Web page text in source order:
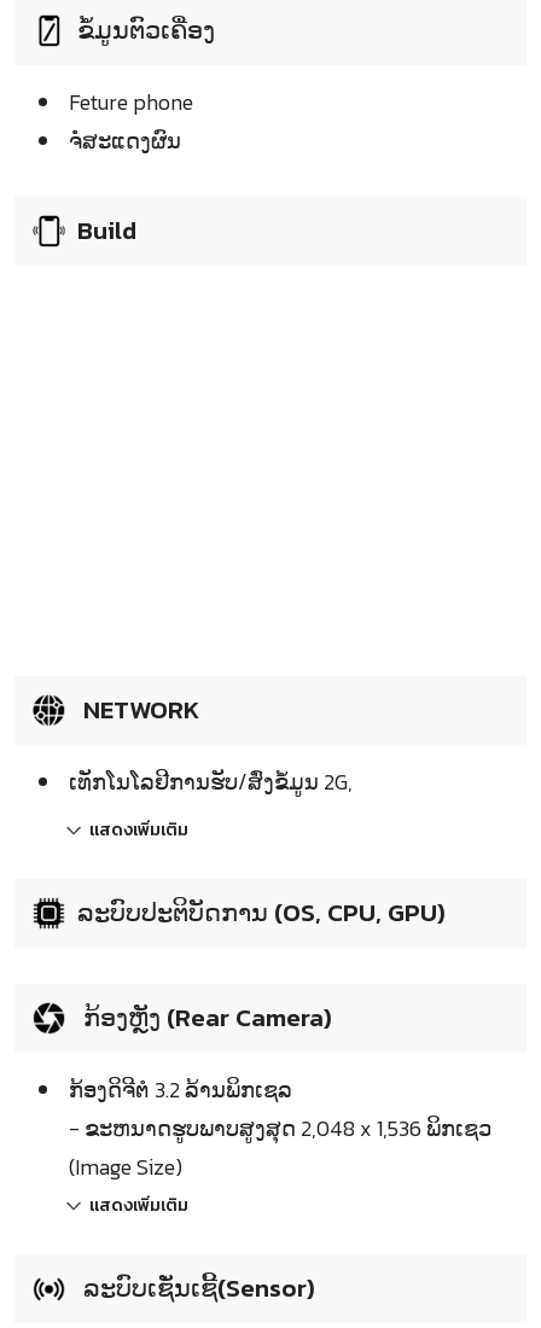
ຂໍ້ມູນຕົວເຄື່ອງ
Feture phone
ຈໍໍສະແດງຜົນ
Build
NETWORK
ເທັກໂນໂລຢີການຮັບ/ສົ່ງຂໍ້ມູນ 2G,
แสดงเพิ่มเติม
ລະບົບປະຕິບັດການ (OS, CPU, GPU)
ກ້ອງຫຼັງ (Rear Camera)
ກ້ອງດິຈີຕໍ 3.2 ລ້ານພິກເຊລ
- ຂະຫນາດຮູບພາບສູງສຸດ 2,048 x 1,536 ພິກເຊວ
(Image Size)
แสดงเพิ่มเติม
ລະບົບເຊັ່ນເຊີ້(Sensor)